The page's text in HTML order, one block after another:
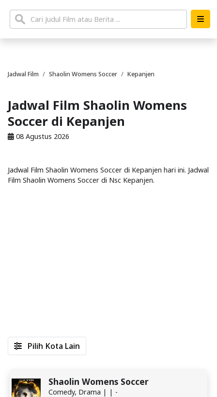
Jadwal Film Shaolin Womens Soccer Kepanjen
Jadwal Film Shaolin Womens
Soccer di Kepanjen
08 Agustus 2026
Jadwal Film Shaolin Womens Soccer di Kepanjen hari ini. Jadwal
Film Shaolin Womens Soccer di Nsc Kepanjen.
Shaolin Womens Soccer
Comedy, Drama | | -
Pilih Kota Lain